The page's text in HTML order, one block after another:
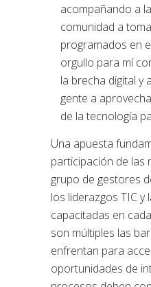
acompañando a
comunidad a
programados en
orgullo para mí
la brecha digital y
gente a
de la tecnología
Una apuesta
participación de las
grupo de gestores
los liderazgos TIC y
capacitadas en
son múltiples las
enfrentan para
oportunidades de